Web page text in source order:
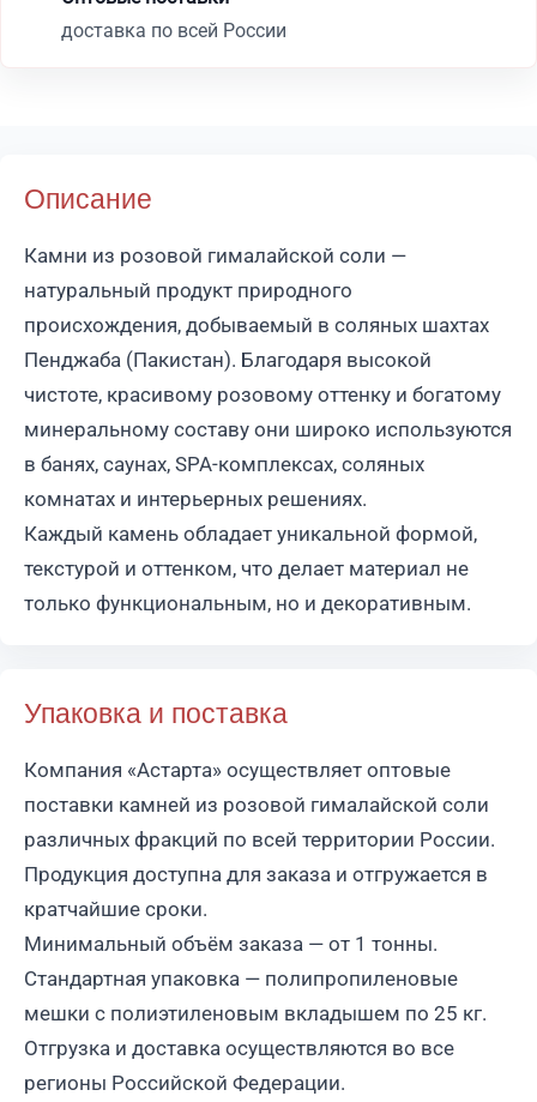
доставка по всей России
Описание
Камни из розовой гималайской соли —
натуральный продукт природного
происхождения, добываемый в соляных шахтах
Пенджаба (Пакистан). Благодаря высокой
чистоте, красивому розовому оттенку и богатому
минеральному составу они широко используются
в банях, саунах, SPA-комплексах, соляных
комнатах и интерьерных решениях.
Каждый камень обладает уникальной формой,
текстурой и оттенком, что делает материал не
только функциональным, но и декоративным.
Упаковка и поставка
Компания «Астарта» осуществляет оптовые
поставки камней из розовой гималайской соли
различных фракций по всей территории России.
Продукция доступна для заказа и отгружается в
кратчайшие сроки.
Минимальный объём заказа — от 1 тонны.
Стандартная упаковка — полипропиленовые
мешки с полиэтиленовым вкладышем по 25 кг.
Отгрузка и доставка осуществляются во все
регионы Российской Федерации.